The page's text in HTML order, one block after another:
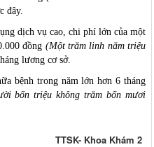
đây.
dịch vụ cao, chi phí lớn của một
đồng (Một trăm linh năm triệu
lương cơ sở.
bệnh trong năm lớn hơn 6 tháng
bốn triệu không trăm bốn mươi
TTSK- Khoa Khám 2